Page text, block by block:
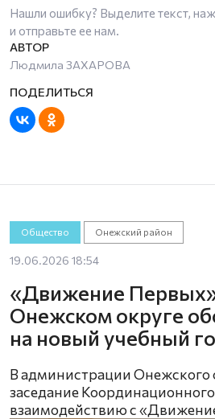
Нашли ошибку? Выделите текст,
и отправьте ее нам.
Людмила ЗАХАРОВА
Общество Онежский район
19.06.2026 18:54
«Движение
Онежском округе
на новый учебный
В администрации Онежского
заседание
взаимодействию с